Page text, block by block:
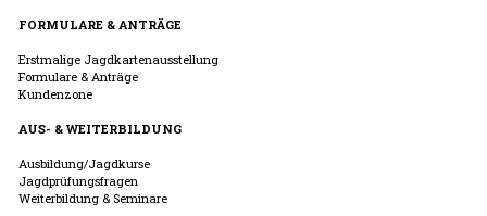
FORMULARE & ANTRÄGE
Erstmalige Jagdkartenausstellung
Formulare & Anträge
Kundenzone
AUS- & WEITERBILDUNG
Ausbildung/Jagdkurse
Jagdprüfungsfragen
Weiterbildung & Seminare